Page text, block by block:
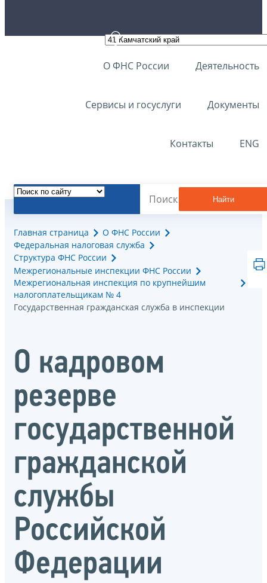
О ФНС России Деятельность
Сервисы и госуслуги Документы
Контакты ENG
Найти
Главная страница
О ФНС России
Федеральная налоговая служба
Структура ФНС России
Межрегиональные инспекции ФНС России
Межрегиональная инспекция по крупнейшим
налогоплательщикам № 4
Государственная гражданская служба в инспекции
О кадровом
резерве
государственной
гражданской
службы
Российской
Федерации